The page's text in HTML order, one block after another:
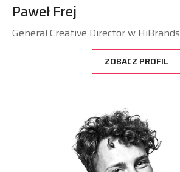
Paweł Frej
General Creative Director w HiBrands
ZOBACZ PROFIL